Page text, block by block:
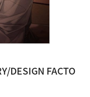
DESIGN FACTO